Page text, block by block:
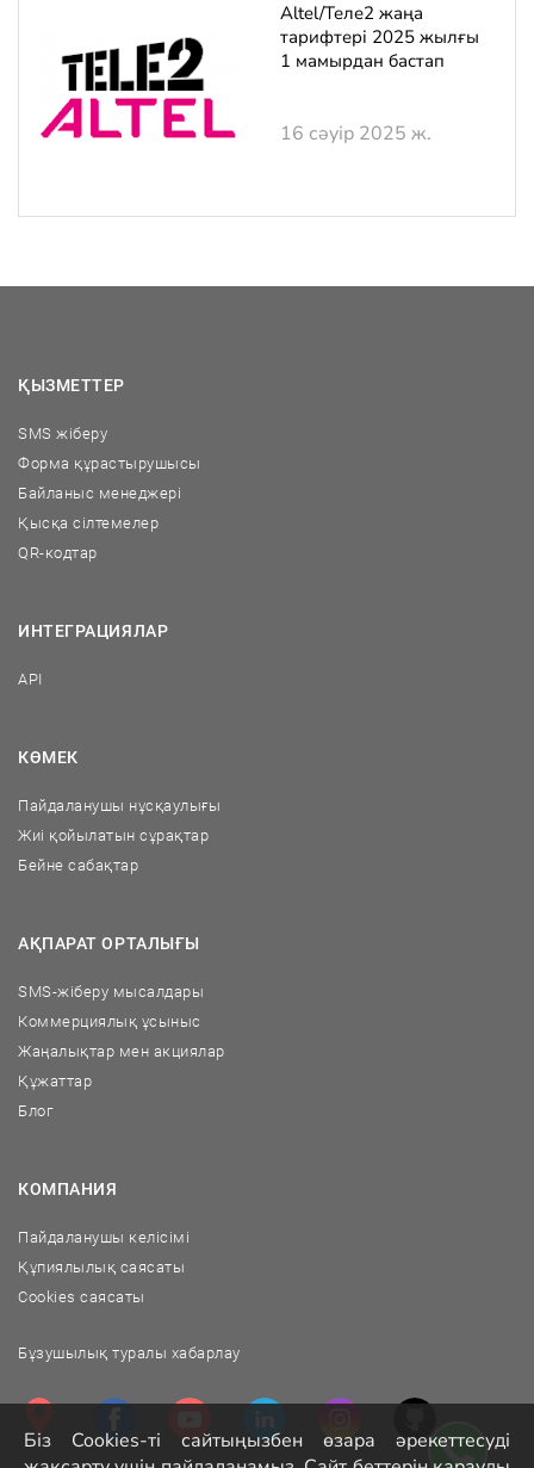
Altel/Теле2 жаңа
тарифтері 2025 жылғы
1 мамырдан бастап
16 сәуір 2025 ж.
ҚЫЗМЕТТЕР
SMS жіберу
Форма құрастырушысы
Байланыс менеджері
Қысқа сілтемелер
QR-кодтар
ИНТЕГРАЦИЯЛАР
API
КӨМЕК
Пайдаланушы нұсқаулығы
Жиі қойылатын сұрақтар
Бейне сабақтар
АҚПАРАТ ОРТАЛЫҒЫ
SMS-жіберу мысалдары
Коммерциялық ұсыныс
Жаңалықтар мен акциялар
Құжаттар
Блог
КОМПАНИЯ
Пайдаланушы келісімі
Құпиялылық саясаты
Cookies саясаты
Бұзушылық туралы хабарлау
Біз Cookies-ті сайтыңызбен өзара әрекеттесуді